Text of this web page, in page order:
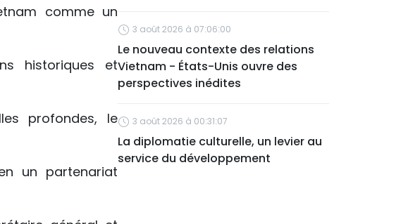
comme un
historiques et
profondes, le
un partenariat
3 août 2026 à 07:06:00
Le nouveau contexte des relations
Vietnam - États-Unis ouvre des
perspectives inédites
3 août 2026 à 00:31:07
La diplomatie culturelle, un levier au
service du développement